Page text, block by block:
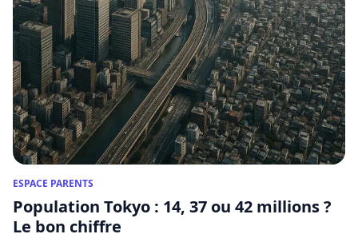
ESPACE PARENTS
Population Tokyo : 14, 37 ou 42 millions ?
Le bon chiffre